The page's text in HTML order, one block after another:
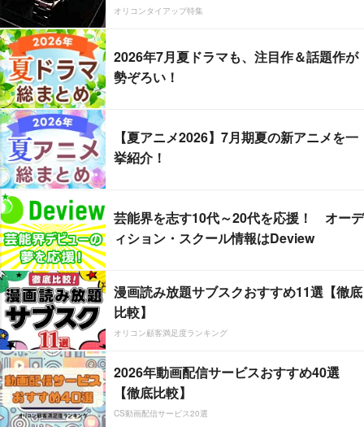
オリコンタイアップ特集
2026年7月夏ドラマも、注目作＆話題作が
勢ぞろい！
【夏アニメ2026】7月期夏の新アニメを一
挙紹介！
芸能界を志す10代～20代を応援！ オーデ
ィション・スクール情報はDeview
漫画読み放題サブスクおすすめ11選【徹底
比較】
オリコン顧客満足度ランキング
2026年動画配信サービスおすすめ40選
【徹底比較】
CS動画配信サービス20選